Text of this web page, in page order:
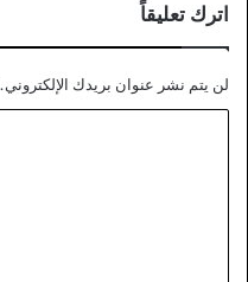
اترك تعليقاً
لن يتم نشر عنوان بريدك الإلكتروني.